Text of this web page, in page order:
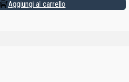
Aggiungi al carrello